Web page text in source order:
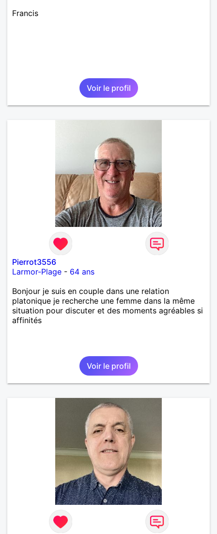
Francis
Voir le profil
Pierrot3556
Larmor-Plage - 64 ans
Bonjour je suis en couple dans une relation
platonique je recherche une femme dans la même
situation pour discuter et des moments agréables si
affinités
Voir le profil